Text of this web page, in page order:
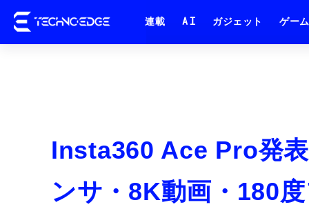
連載 AI ガジェット ゲーム
Insta360 Ace Pro発
ンサ・8K動画・180